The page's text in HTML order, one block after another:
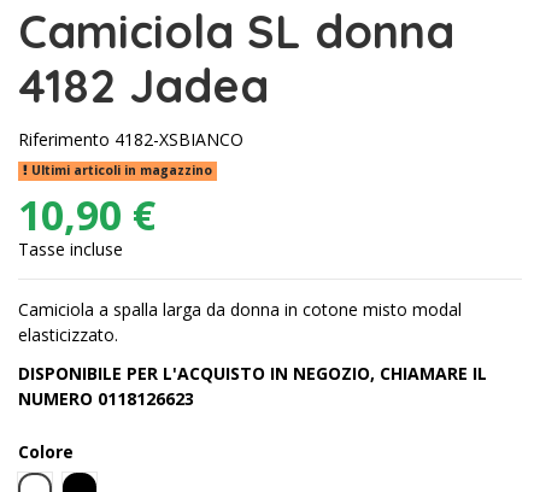
Camiciola SL donna
4182 Jadea
Riferimento 4182-XSBIANCO
Ultimi articoli in magazzino
10,90 €
Tasse incluse
Camiciola a spalla larga da donna in cotone misto modal
elasticizzato.
DISPONIBILE PER L'ACQUISTO IN NEGOZIO, CHIAMARE IL
NUMERO 0118126623
Colore